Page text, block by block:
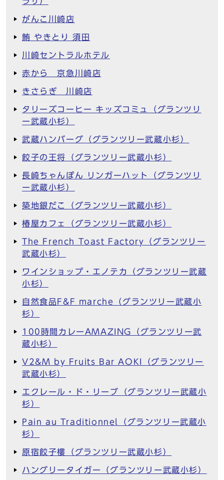
がんこ川崎店
鮪 やきとり 須田
川崎セントラルホテル
赤から 京急川崎店
きさらぎ 川崎店
タリーズコーヒー キッズコミュ（グランツリ
ー武蔵小杉）
武蔵ハンバーグ（グランツリー武蔵小杉）
餃子の王将（グランツリー武蔵小杉）
長崎ちゃんぽん リンガーハット（グランツリ
ー武蔵小杉）
築地銀だこ（グランツリー武蔵小杉）
椿屋カフェ（グランツリー武蔵小杉）
The French Toast Factory（グランツリー
武蔵小杉）
ワインショップ・エノテカ（グランツリー武蔵
小杉）
自然食品F&F marche（グランツリー武蔵小
杉）
100時間カレーAMAZING（グランツリー武
蔵小杉）
V2&M by Fruits Bar AOKI（グランツリー
武蔵小杉）
エクレール・ド・リーブ（グランツリー武蔵小
杉）
Pain au Traditionnel（グランツリー武蔵小
杉）
原宿餃子樓（グランツリー武蔵小杉）
ハングリータイガー（グランツリー武蔵小杉）